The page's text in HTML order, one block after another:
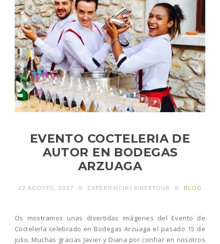
EVENTO COCTELERIA DE
AUTOR EN BODEGAS
ARZUAGA
22 AGOSTO, 2017 EXPERIENCIAS RIBERTOUR BLOG
Os mostramos unas divertidas imágenes del Evento de
Coctelería celebrado en Bodegas Arzuaga el pasado 15 de
julio. Muchas gracias Javier y Diana por confiar en nosotros